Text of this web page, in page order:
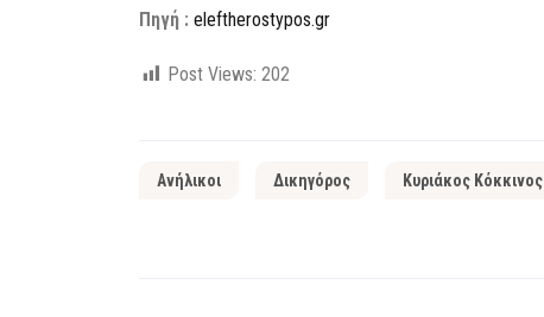
Πηγή : eleftherostypos.gr
Post Views: 202
Ανήλικοι Δικηγόρος Κυριάκος Κόκκινος